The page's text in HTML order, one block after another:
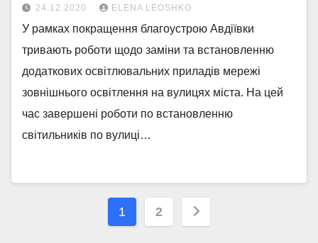
24.12.2020 ELENA LEOSHKO
У рамках покращення благоустрою Авдіївки
тривають роботи щодо заміни та встановленню
додаткових освітлювальних приладів мережі
зовнішнього освітлення на вулицях міста. На цей
час завершені роботи по встановленню
світильників по вулиці…
Навігація
1 2